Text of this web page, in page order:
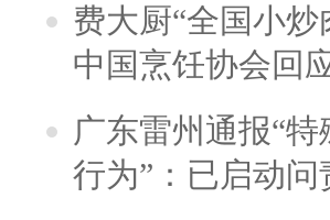
费大厨“全国小
中国烹饪协会回
广东雷州通报“
行为”：已启动